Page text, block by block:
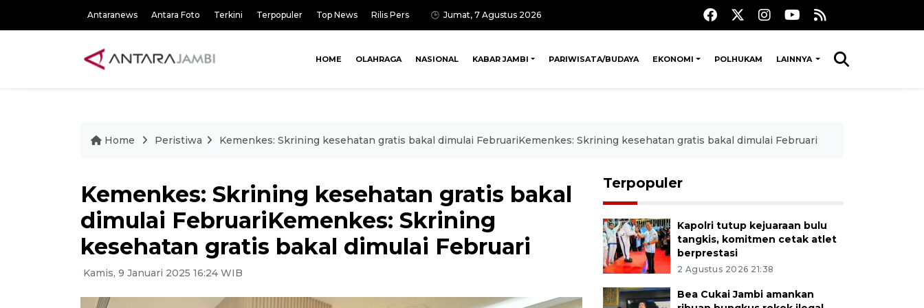
Antaranews Antara Foto Terkini Terpopuler Top News Rilis Pers Jumat, 7 Agustus 2026
HOME OLAHRAGA NASIONAL KABAR JAMBI PARIWISATA/BUDAYA EKONOMI POLHUKAM LAINNYA
Home Peristiwa Kemenkes: Skrining kesehatan gratis bakal dimulai FebruariKemenkes: Skrining kesehatan gratis bakal dimulai Februari
Kemenkes: Skrining kesehatan gratis bakal
dimulai FebruariKemenkes: Skrining
kesehatan gratis bakal dimulai Februari
Kamis, 9 Januari 2025 16:24 WIB
Terpopuler
Kapolri tutup kejuaraan bulu
tangkis, komitmen cetak atlet
berprestasi
2 Agustus 2026 21:38
Bea Cukai Jambi amankan